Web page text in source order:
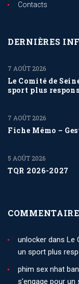
Contacts
DERNIÈRES
Le Comité de
sport plus
7 AOÛT 2026
Fiche Mémo –
7 AOÛT 2026
TQR 2026-2027
5 AOÛT 2026
unlocker dans Le
un sport plus
phim sex nhat ban
s’engage pour